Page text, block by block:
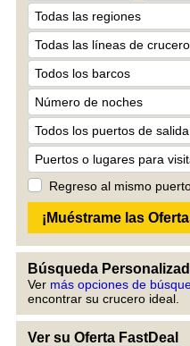
Regreso al mismo
Búsqueda
Ver más opciones de
encontrar su crucero ideal.
Ver su Oferta FastDeal